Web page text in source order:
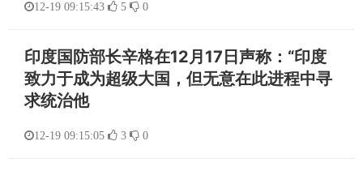
12-19 09:15:43 5 0
印度国防部长辛格在12月17日声称：“印度
致力于成为超级大国，但无意在此进程中寻
求统治他
12-19 09:15:05 3 0